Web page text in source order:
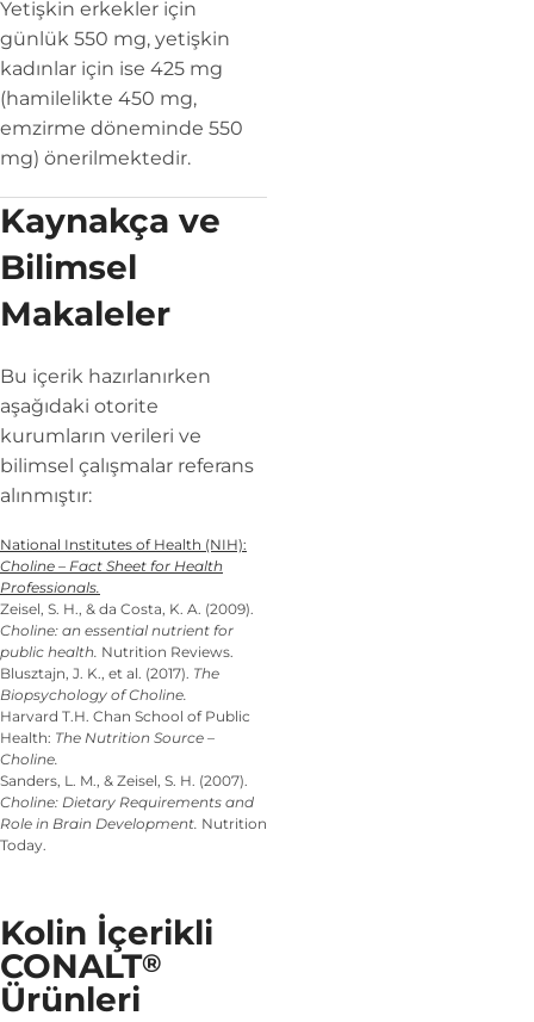
Yetişkin erkekler için
günlük 550 mg, yetişkin
kadınlar için ise 425 mg
(hamilelikte 450 mg,
emzirme döneminde 550
mg) önerilmektedir.
Kaynakça ve
Bilimsel
Makaleler
Bu içerik hazırlanırken
aşağıdaki otorite
kurumların verileri ve
bilimsel çalışmalar referans
alınmıştır:
National Institutes of Health (NIH):
Choline – Fact Sheet for Health
Professionals.
Zeisel, S. H., & da Costa, K. A. (2009).
Choline: an essential nutrient for
public health. Nutrition Reviews.
Blusztajn, J. K., et al. (2017). The
Biopsychology of Choline.
Harvard T.H. Chan School of Public
Health: The Nutrition Source –
Choline.
Sanders, L. M., & Zeisel, S. H. (2007).
Choline: Dietary Requirements and
Role in Brain Development. Nutrition
Today.
Kolin İçerikli
CONALT®
Ürünleri